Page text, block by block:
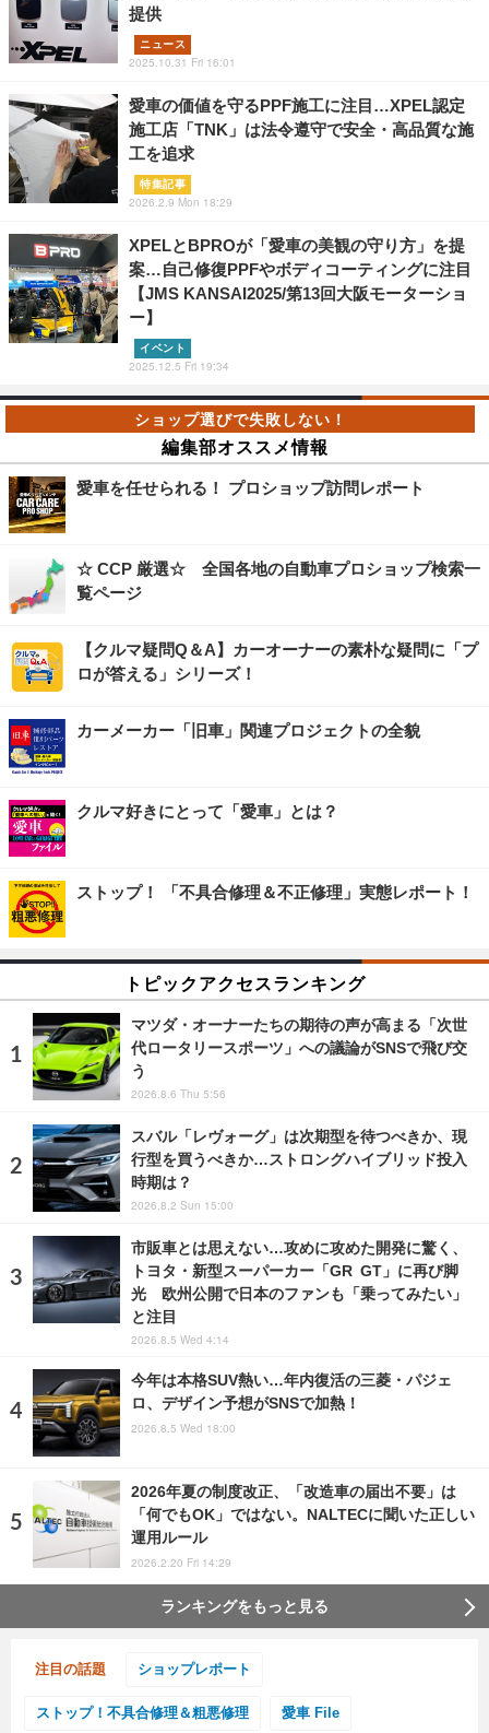
提供
ニュース
2025.10.31 Fri 16:01
愛車の価値を守るPPF施工に注目…XPEL認定
施工店「TNK」は法令遵守で安全・高品質な施
工を追求
特集記事
2026.2.9 Mon 18:29
XPELとBPROが「愛車の美観の守り方」を提
案…自己修復PPFやボディコーティングに注目
【JMS KANSAI2025/第13回大阪モーターショ
ー】
イベント
2025.12.5 Fri 19:34
編集部オススメ情報
愛車を任せられる！ プロショップ訪問レポート
☆ CCP 厳選☆ 全国各地の自動車プロショップ検索一
覧ページ
【クルマ疑問Q＆A】カーオーナーの素朴な疑問に「プ
ロが答える」シリーズ！
カーメーカー「旧車」関連プロジェクトの全貌
クルマ好きにとって「愛車」とは？
ストップ！ 「不具合修理＆不正修理」実態レポート！
トピックアクセスランキング
マツダ・オーナーたちの期待の声が高まる「次世
代ロータリースポーツ」への議論がSNSで飛び交
う
2026.8.6 Thu 5:56
スバル「レヴォーグ」は次期型を待つべきか、現
行型を買うべきか…ストロングハイブリッド投入
時期は？
2026.8.2 Sun 15:00
市販車とは思えない…攻めに攻めた開発に驚く、
トヨタ・新型スーパーカー「GR GT」に再び脚
光 欧州公開で日本のファンも「乗ってみたい」
と注目
2026.8.5 Wed 4:14
今年は本格SUV熱い…年内復活の三菱・パジェ
ロ、デザイン予想がSNSで加熱！
2026.8.5 Wed 18:00
2026年夏の制度改正、「改造車の届出不要」は
「何でもOK」ではない。NALTECに聞いた正しい
運用ルール
2026.2.20 Fri 14:29
ランキングをもっと見る
注目の話題 ショップレポート
ストップ！不具合修理＆粗悪修理 愛車 File